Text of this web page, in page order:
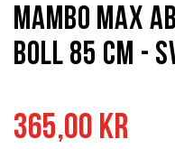
365,00 kr
MAMBO Max
Boll 85 cm -
början
av
bildgalleriet